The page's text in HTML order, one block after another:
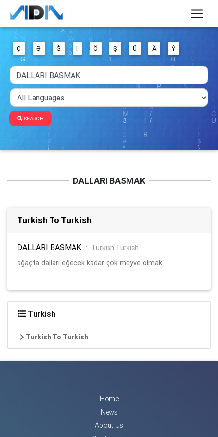
Ç Ə Ğ I Ö Ş Ü Ä Ý
SEARCH
DALLARI BASMAK
Turkish To Turkish
DALLARI BASMAK :
Turkish Turkish
ağaçta dalları eğecek kadar çok meyve olmak
Turkish
Turkish To Turkish
Home
News
About Us